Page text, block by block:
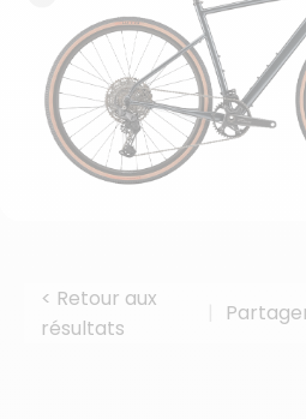
< Retour aux
résultats